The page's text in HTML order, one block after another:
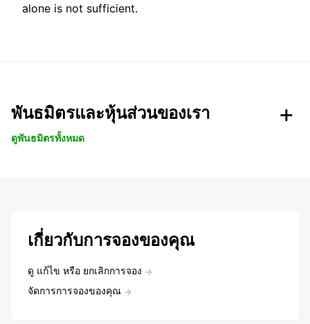
alone is not sufficient.
พันธมิตรและหุ้นส่วนของเรา
ดูพันธมิตรทั้งหมด
เกี่ยวกับการจองของคุณ
ดู แก้ไข หรือ ยกเลิกการจอง
จัดการการจองของคุณ